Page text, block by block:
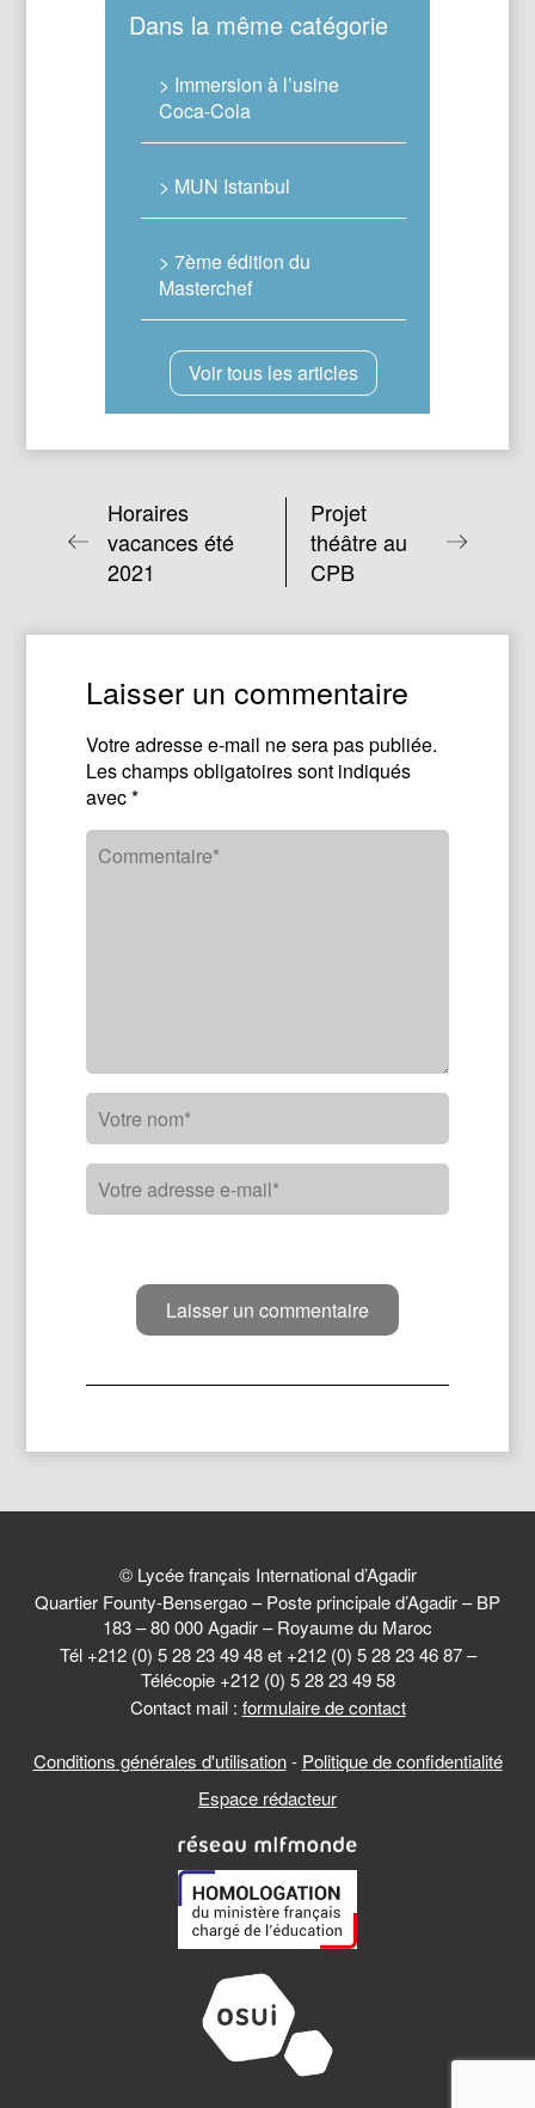
Dans la même catégorie
> Immersion à l’usine
Coca-Cola
> MUN Istanbul
> 7ème édition du
Masterchef
Voir tous les articles
Horaires
vacances été
2021
Projet
théâtre au
CPB
Laisser un commentaire
Votre adresse e-mail ne sera pas publiée.
Les champs obligatoires sont indiqués
avec*
© Lycée français International d’Agadir
Quartier Founty-Bensergao – Poste principale d’Agadir – BP
183 – 80 000 Agadir – Royaume du Maroc
Tél +212 (0) 5 28 23 49 48 et +212 (0) 5 28 23 46 87 –
Télécopie +212 (0) 5 28 23 49 58
Contact mail : formulaire de contact
Conditions générales d'utilisation- Politique de confidentialité
Espace rédacteur